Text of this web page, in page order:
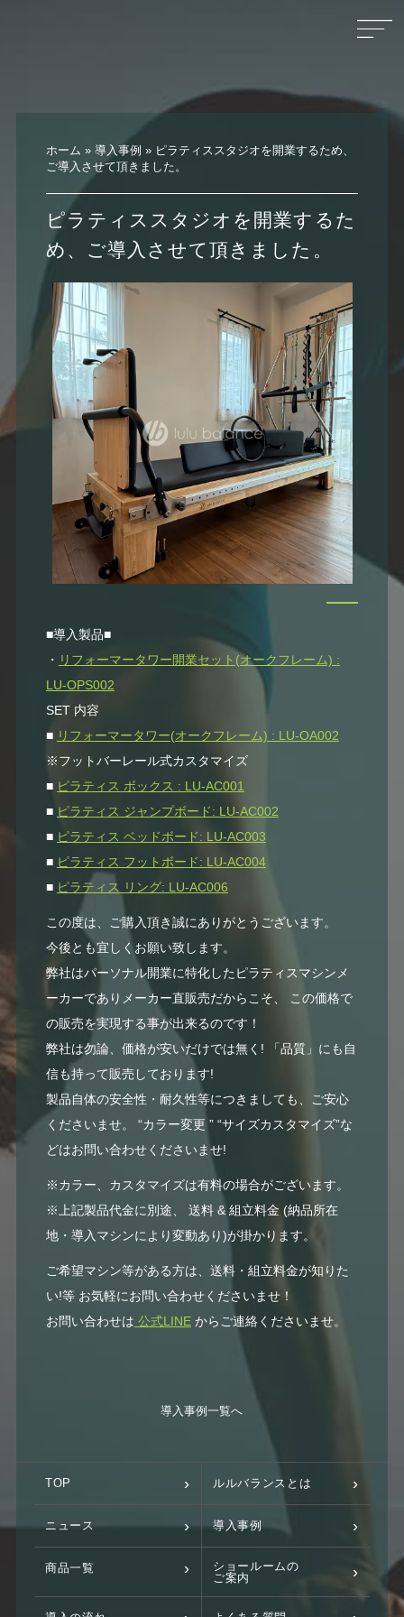
ホーム » 導入事例 » ピラティススタジオを開業するため、
ご導入させて頂きました。
ピラティススタジオを開業するた
め、ご導入させて頂きました。
■導入製品■
・ リフォーマータワー開業セット(オークフレーム) :
LU-OPS002
SET 内容
■ リフォーマータワー(オークフレーム) : LU-OA002
※フットバーレール式カスタマイズ
■ ピラティス ボックス : LU-AC001
■ ピラティス ジャンプボード: LU-AC002
■ ピラティス ベッドボード: LU-AC003
■ ピラティス フットボード: LU-AC004
■ ピラティス リング: LU-AC006
この度は、ご購入頂き誠にありがとうございます。
今後とも宜しくお願い致します。
弊社はパーソナル開業に特化したピラティスマシンメ
ーカーでありメーカー直販売だからこそ、 この価格で
の販売を実現する事が出来るのです！
弊社は勿論、価格が安いだけでは無く! 「品質」にも自
信も持って販売しております!
製品自体の安全性・耐久性等につきましても、ご安心
くださいませ。 “カラー変更 ” “サイズカスタマイズ”な
どはお問い合わせくださいませ!
※カラー、カスタマイズは有料の場合がございます。
※上記製品代金に別途、 送料 & 組立料金 (納品所在
地・導入マシンにより変動あり)が掛かります。
ご希望マシン等がある方は、送料・組立料金が知りた
い!等 お気軽にお問い合わせくださいませ！
お問い合わせは 公式LINEからご連絡くださいませ。
導入事例一覧へ
TOP ルルバランスとは
ニュース 導入事例
商品一覧
ショールームの
ご案内